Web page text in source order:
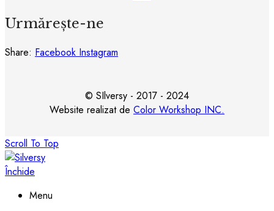
Urmărește-ne
Share: Facebook Instagram
© SIlversy - 2017 - 2024
Website realizat de Color Workshop INC.
Scroll To Top
Închide
Menu